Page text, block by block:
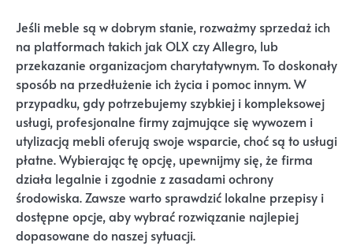
Jeśli meble są w dobrym stanie, rozważmy sprzedaż ich
na platformach takich jak OLX czy Allegro, lub
przekazanie organizacjom charytatywnym. To doskonały
sposób na przedłużenie ich życia i pomoc innym. W
przypadku, gdy potrzebujemy szybkiej i kompleksowej
usługi, profesjonalne firmy zajmujące się wywozem i
utylizacją mebli oferują swoje wsparcie, choć są to usługi
płatne. Wybierając tę opcję, upewnijmy się, że firma
działa legalnie i zgodnie z zasadami ochrony
środowiska. Zawsze warto sprawdzić lokalne przepisy i
dostępne opcje, aby wybrać rozwiązanie najlepiej
dopasowane do naszej sytuacji.